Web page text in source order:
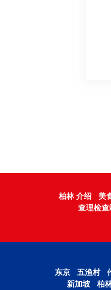
柏林 介绍 美
查理检查
东京 五渔村
新加坡
柏